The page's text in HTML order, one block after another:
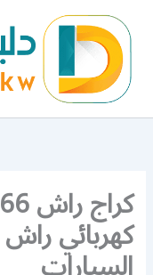
المحتوى
كهربائي